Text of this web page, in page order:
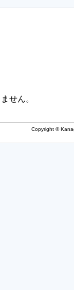
せん。
Copyright ©